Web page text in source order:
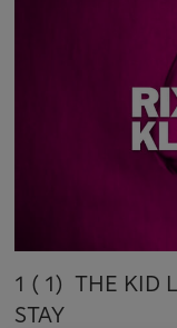
1 ( 1) THE KID
STAY